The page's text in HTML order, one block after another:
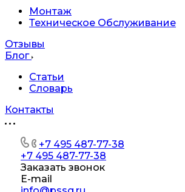
Монтаж
Техническое Обслуживание
Отзывы
Блог
Статьи
Словарь
Контакты
+7 495 487-77-38
+7 495 487-77-38
Заказать звонок
E-mail